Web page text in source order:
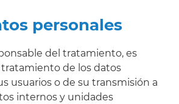
personales
del tratamiento, es
de los datos
usuarios o de su transmisión a
internos y unidades